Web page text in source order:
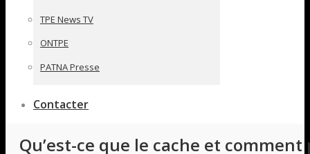
TPE News TV
ONTPE
PATNA Presse
Contacter
Qu’est-ce que le cache et